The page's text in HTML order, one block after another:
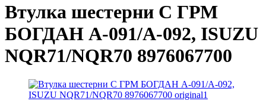
Втулка шестерни С ГРМ
БОГДАН А-091/А-092, ISUZU
NQR71/NQR70 8976067700